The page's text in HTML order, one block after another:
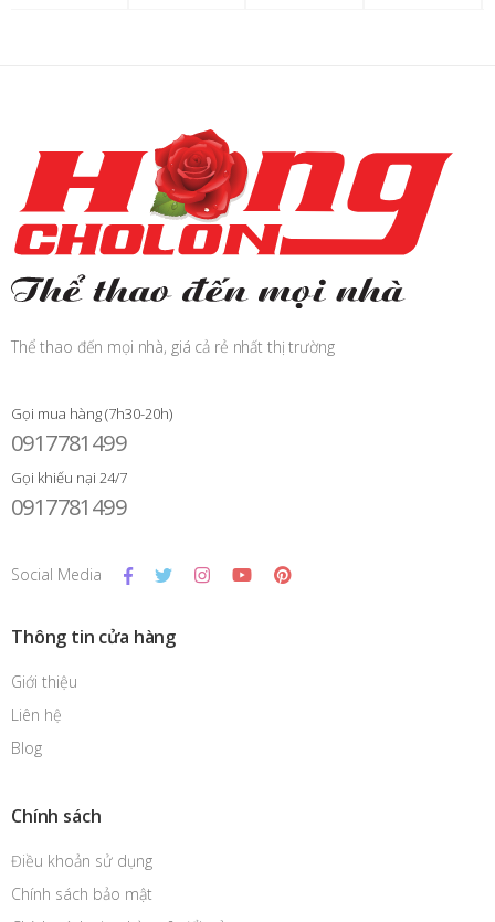
Thể thao đến mọi nhà, giá cả rẻ nhất thị trường
Gọi mua hàng (7h30-20h)
0917781499
Gọi khiếu nại 24/7
0917781499
Social Media
Thông tin cửa hàng
Giới thiệu
Liên hệ
Blog
Chính sách
Điều khoản sử dụng
Chính sách bảo mật